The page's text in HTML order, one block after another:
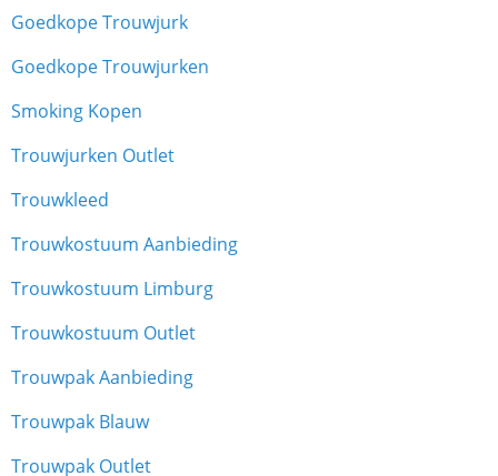
Goedkope Trouwjurk
Goedkope Trouwjurken
Smoking Kopen
Trouwjurken Outlet
Trouwkleed
Trouwkostuum Aanbieding
Trouwkostuum Limburg
Trouwkostuum Outlet
Trouwpak Aanbieding
Trouwpak Blauw
Trouwpak Outlet